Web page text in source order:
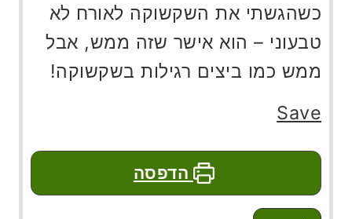
כשהגשתי את השקשוקה לאורח לא
טבעוני – הוא אישר שזה ממש, אבל
ממש כמו ביצים רגילות בשקשוקה!
Save
הדפסה